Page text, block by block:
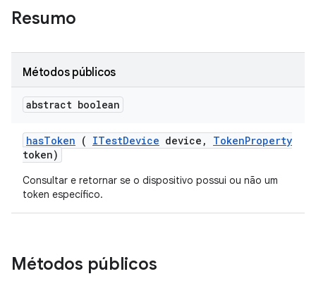
Resumo
Métodos públicos
abstract boolean
hasToken ( ITestDevice device , TokenProperty
token)
Consultar e retornar se o dispositivo possui ou não um
token específico.
Métodos públicos